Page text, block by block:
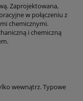
Zaprojektowana,
w połączeniu z
chemicznymi.
i chemiczną
wewnątrz. Typowe